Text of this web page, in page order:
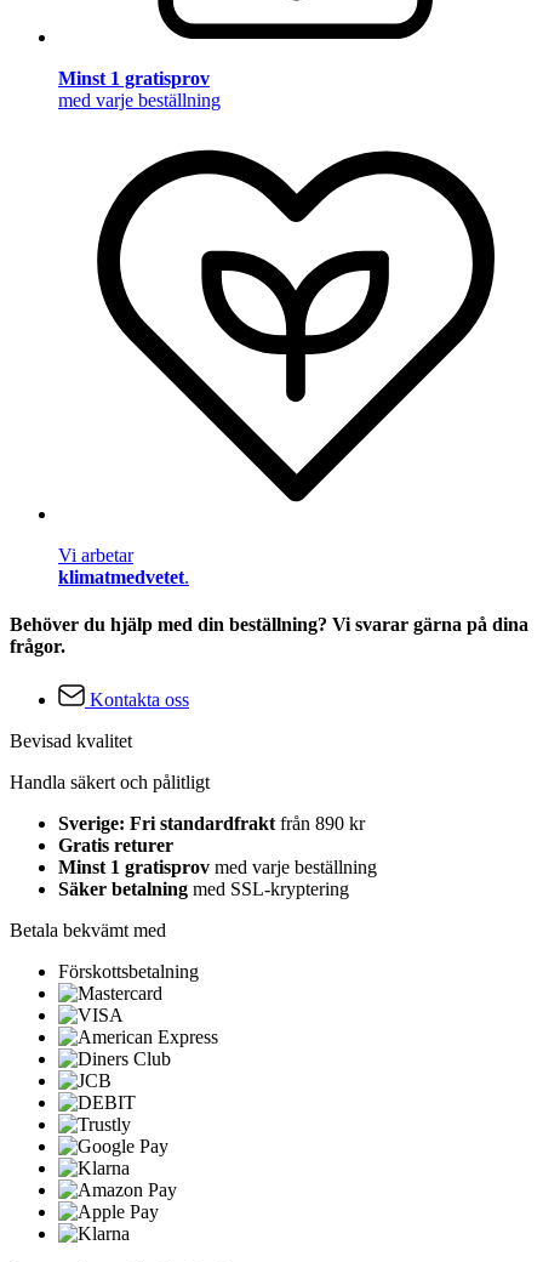
Minst 1 gratisprov
med varje beställning
Vi arbetar
klimatmedvetet.
Behöver du hjälp med din beställning? Vi svarar gärna på dina
frågor.
Kontakta oss
Bevisad kvalitet
Handla säkert och pålitligt
Sverige: Fri standardfrakt från 890 kr
Gratis returer
Minst 1 gratisprov med varje beställning
Säker betalning med SSL-kryptering
Betala bekvämt med
Förskottsbetalning